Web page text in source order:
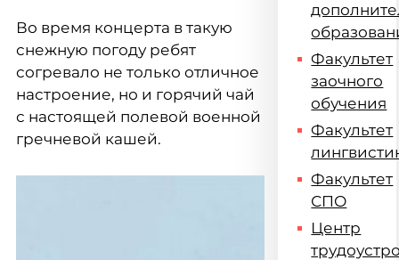
Во время концерта в такую
снежную погоду ребят
согревало не только отличное
настроение, но и горячий чай
с настоящей полевой военной
гречневой кашей.
Факультет
заочного
обучения
Факультет
Факультет
СПО
Центр